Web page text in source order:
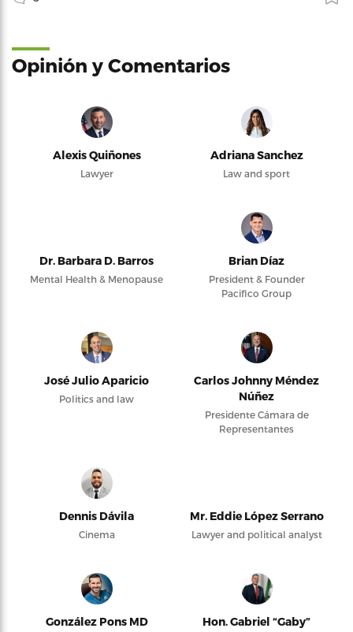
Opinión y Comentarios
Alexis Quiñones
Lawyer
Adriana Sanchez
Law and sport
Dr. Barbara D. Barros
Mental Health & Menopause
Brian Díaz
President & Founder
Pacifico Group
José Julio Aparicio
Politics and law
Carlos Johnny Méndez
Núñez
Presidente Cámara de
Representantes
Dennis Dávila
Cinema
Mr. Eddie López Serrano
Lawyer and political analyst
González Pons MD
Hon. Gabriel “Gaby”